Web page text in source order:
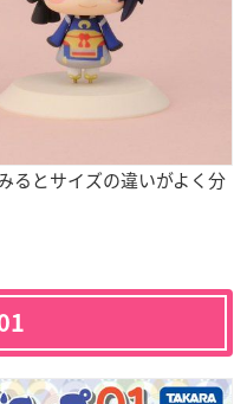
るとサイズの違いがよく分